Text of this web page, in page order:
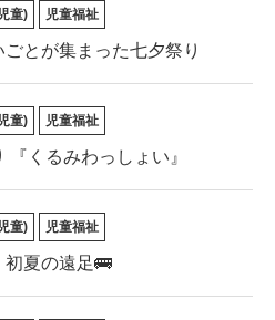
童) 児童福祉
とが集まった七夕祭り
童) 児童福祉
『くるみわっしょい』
童) 児童福祉
初夏の遠足🚌